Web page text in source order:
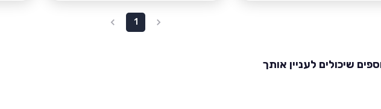
1
שיכולים לעניין אותך